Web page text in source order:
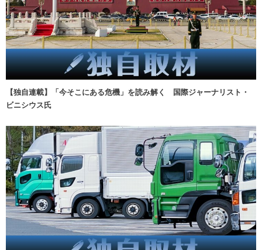
【独自連載】「今そこにある危機」を読み解く 国際ジャーナリスト・
ビニシウス氏